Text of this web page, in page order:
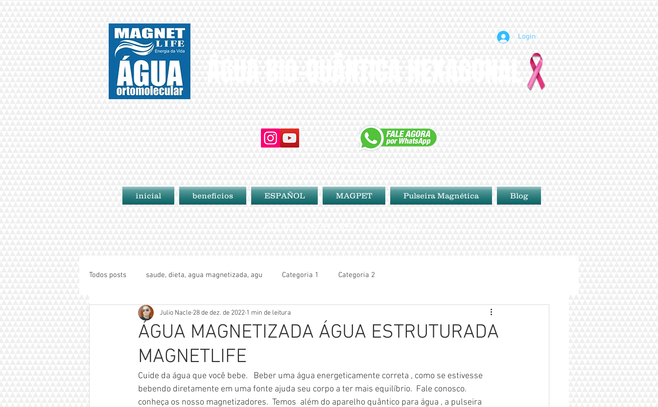
Login
inicial beneficios ESPAÑOL MAGPET Pulseira Magnética Blog
Todos posts saude, dieta, agua magnetizada, agu Categoria 1 Categoria 2
ÁGUA MAGNETIZADA ÁGUA ESTRUTURADA
MAGNETLIFE
Julio Nacle 28 de dez. de 2022 1 min de leitura
Cuide da água que você bebe.   Beber uma água energeticamente correta , como se estivesse
bebendo diretamente em uma fonte ajuda seu corpo a ter mais equilíbrio.  Fale conosco.
conheça os nosso magnetizadores.  Temos  além do aparelho quântico para água , a pulseira